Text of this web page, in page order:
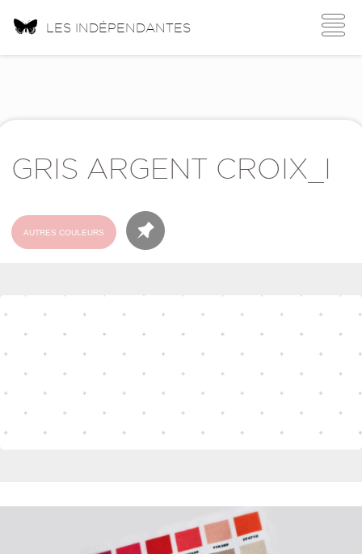
Toggle
LES INDÉPENDANTES
GRIS ARGENT CROIX_I
AUTRES COULEURS